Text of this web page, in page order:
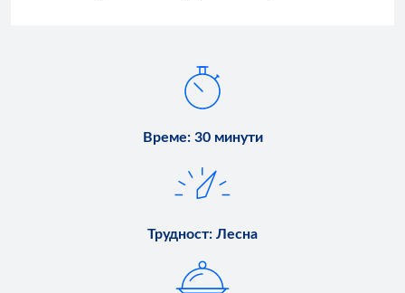
Време: 30 минути
Трудност: Лесна